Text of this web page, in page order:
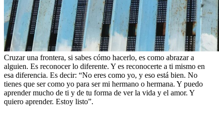
Cruzar una frontera, si sabes cómo hacerlo, es como abrazar a
alguien. Es reconocer lo diferente. Y es reconocerte a ti mismo en
esa diferencia. Es decir: “No eres como yo, y eso está bien. No
tienes que ser como yo para ser mi hermano o hermana. Y puedo
aprender mucho de ti y de tu forma de ver la vida y el amor. Y
quiero aprender. Estoy listo”.